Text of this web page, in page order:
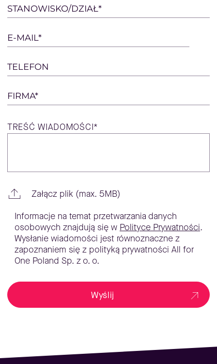
this
field
empty.
STANOWISKO/DZIAŁ*
E-MAIL*
TELEFON
FIRMA*
TREŚĆ WIADOMOŚCI*
Załącz plik (max. 5MB)
Informacje na temat przetwarzania danych
osobowych znajdują się w Polityce Prywatności.
Wysłanie wiadomości jest równoznaczne z
zapoznaniem się z polityką prywatności All for
One Poland Sp. z o. o.
Wyślij